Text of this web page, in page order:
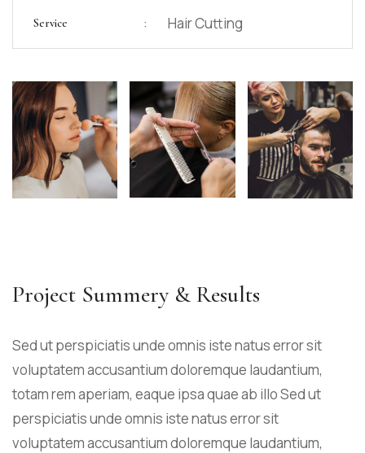
Service : Hair Cutting
Project Summery & Results
Sed ut perspiciatis unde omnis iste natus error sit
voluptatem accusantium doloremque laudantium,
totam rem aperiam, eaque ipsa quae ab illo Sed ut
perspiciatis unde omnis iste natus error sit
voluptatem accusantium doloremque laudantium,